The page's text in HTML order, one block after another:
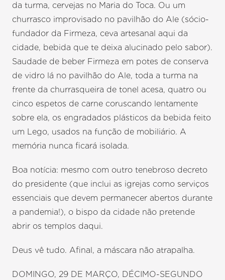
da turma, cervejas no Maria do Toca. Ou um
churrasco improvisado no pavilhão do Ale (sócio-
fundador da Firmeza, ceva artesanal aqui da
cidade, bebida que te deixa alucinado pelo sabor).
Saudade de beber Firmeza em potes de conserva
de vidro lá no pavilhão do Ale, toda a turma na
frente da churrasqueira de tonel acesa, quatro ou
cinco espetos de carne coruscando lentamente
sobre ela, os engradados plásticos da bebida feito
um Lego, usados na função de mobiliário. A
memória nunca ficará isolada.
Boa notícia: mesmo com outro tenebroso decreto
do presidente (que inclui as igrejas como serviços
essenciais que devem permanecer abertos durante
a pandemia!), o bispo da cidade não pretende
abrir os templos daqui.
Deus vê tudo. Afinal, a máscara não atrapalha.
DOMINGO, 29 DE MARÇO, DÉCIMO-SEGUNDO